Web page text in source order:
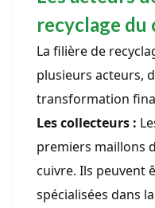
recyclage du
La filière de
plusieurs acteurs,
transformation
Les collecteurs :
premiers maillons
cuivre. Ils peuvent
spécialisées dans